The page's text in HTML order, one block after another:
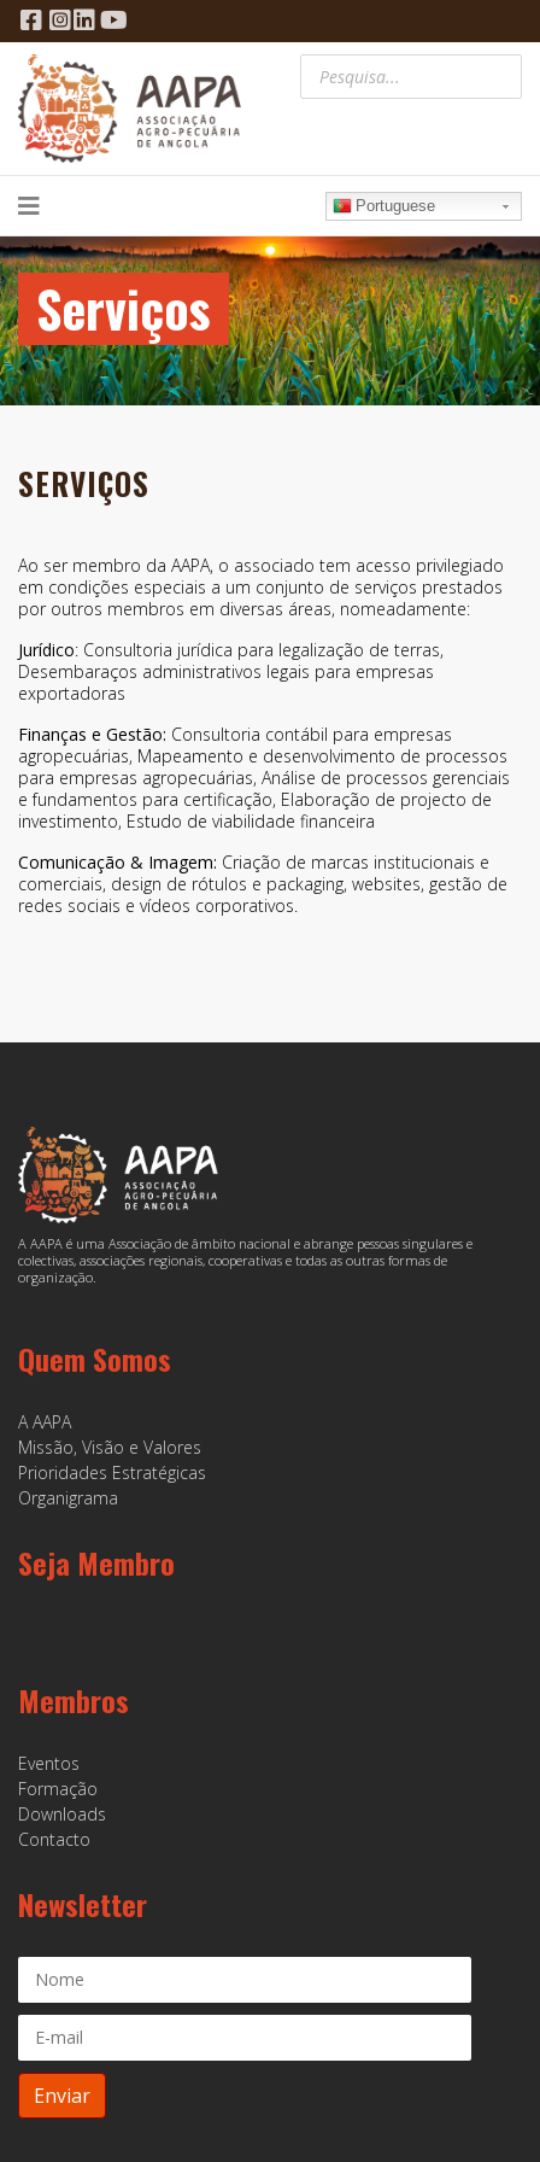
Portuguese
Serviços
SERVIÇOS
Ao ser membro da AAPA, o associado tem acesso privilegiado
em condições especiais a um conjunto de serviços prestados
por outros membros em diversas áreas, nomeadamente:
Jurídico: Consultoria jurídica para legalização de terras,
Desembaraços administrativos legais para empresas
exportadoras
Finanças e Gestão: Consultoria contábil para empresas
agropecuárias, Mapeamento e desenvolvimento de processos
para empresas agropecuárias, Análise de processos gerenciais
e fundamentos para certificação, Elaboração de projecto de
investimento, Estudo de viabilidade financeira
Comunicação & Imagem: Criação de marcas institucionais e
comerciais, design de rótulos e packaging, websites, gestão de
redes sociais e vídeos corporativos.
A AAPA é uma Associação de âmbito nacional e abrange pessoas singulares e
colectivas, associações regionais, cooperativas e todas as outras formas de
organização.
Quem Somos
A AAPA
Missão, Visão e Valores
Prioridades Estratégicas
Organigrama
Seja Membro
Membros
Eventos
Formação
Downloads
Contacto
Newsletter